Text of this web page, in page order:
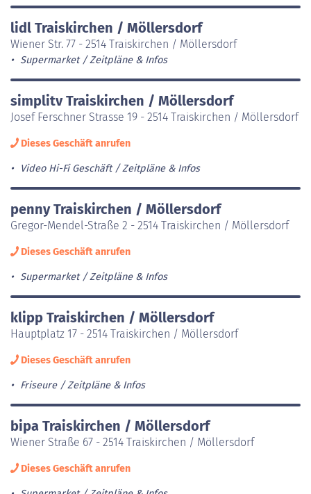
lidl Traiskirchen / Möllersdorf
Wiener Str. 77 - 2514 Traiskirchen / Möllersdorf
Supermarket Zeitpläne & Infos
simplitv Traiskirchen / Möllersdorf
Josef Ferschner Strasse 19 - 2514 Traiskirchen / Möllersdorf
Dieses Geschäft anrufen
Video Hi-Fi Geschäft Zeitpläne & Infos
penny Traiskirchen / Möllersdorf
Gregor-Mendel-Straße 2 - 2514 Traiskirchen / Möllersdorf
Dieses Geschäft anrufen
Supermarket Zeitpläne & Infos
klipp Traiskirchen / Möllersdorf
Hauptplatz 17 - 2514 Traiskirchen / Möllersdorf
Dieses Geschäft anrufen
Friseure Zeitpläne & Infos
bipa Traiskirchen / Möllersdorf
Wiener Straße 67 - 2514 Traiskirchen / Möllersdorf
Dieses Geschäft anrufen